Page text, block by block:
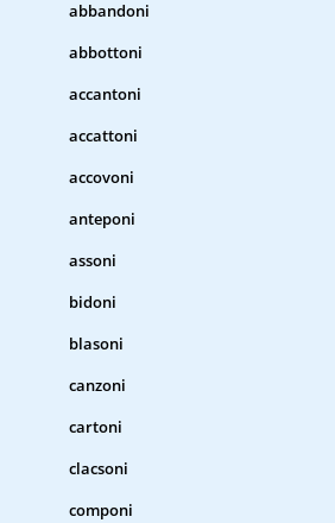
abbandoni
abbottoni
accantoni
accattoni
accovoni
anteponi
assoni
bidoni
blasoni
canzoni
cartoni
clacsoni
componi